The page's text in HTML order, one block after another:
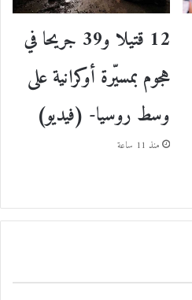
12 قتيلا و39 جريحا في
هجوم بمسيّرة أوكرانية على
وسط روسيا- (فيديو)
منذ 11 ساعة